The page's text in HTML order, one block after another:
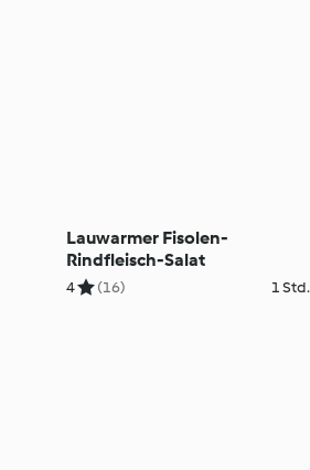
Lauwarmer Fisolen-
Rindfleisch-Salat
4 (16) 1 Std.